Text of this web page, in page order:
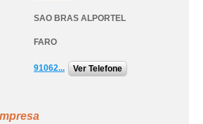
SAO BRAS ALPORTEL
FARO
91062... Ver Telefone